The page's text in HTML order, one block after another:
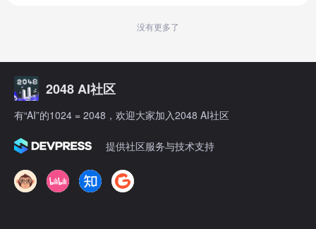
没有更多了
2048 AI社区
有“AI”的1024 = 2048，欢迎大家加入2048 AI社区
提供社区服务与技术支持